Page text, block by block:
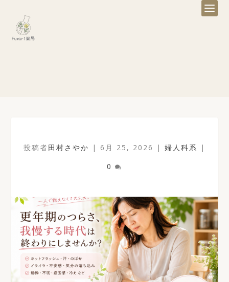
投稿者田村さやか | 6月 25, 2026 | 婦人科系
|
0